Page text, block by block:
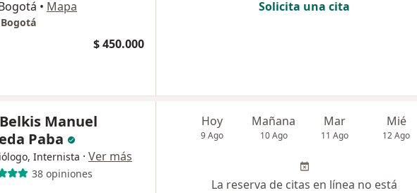
• Mapa
$ 450.000
Solicita una cita
Manuel
Paba
Internista · Ver más
38 opiniones
Hoy
9 Ago
Mañana
10 Ago
Mar
11 Ago
Mié
12 Ago
La reserva de citas en línea no está